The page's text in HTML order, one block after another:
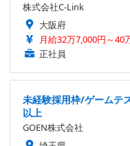
株式会社C-Link
大阪府
月給32万7,000円～40
正社員
未経験採用枠/ゲームテ
以上
GOEN株式会社